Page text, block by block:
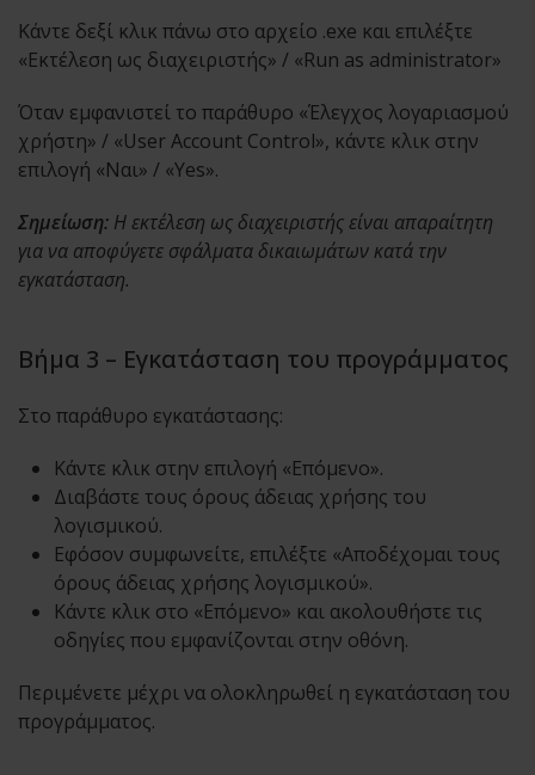
Κάντε δεξί κλικ πάνω στο αρχείο .exe και επιλέξτε
«Εκτέλεση ως διαχειριστής» / «Run as administrator»
Όταν εμφανιστεί το παράθυρο «Έλεγχος λογαριασμού
χρήστη» / «User Account Control», κάντε κλικ στην
επιλογή «Ναι» / «Yes».
Σημείωση: Η εκτέλεση ως διαχειριστής είναι απαραίτητη
για να αποφύγετε σφάλματα δικαιωμάτων κατά την
εγκατάσταση.
Βήμα 3 – Εγκατάσταση του προγράμματος
Στο παράθυρο εγκατάστασης:
Κάντε κλικ στην επιλογή «Επόμενο».
Διαβάστε τους όρους άδειας χρήσης του
λογισμικού.
Εφόσον συμφωνείτε, επιλέξτε «Αποδέχομαι τους
όρους άδειας χρήσης λογισμικού».
Κάντε κλικ στο «Επόμενο» και ακολουθήστε τις
οδηγίες που εμφανίζονται στην οθόνη.
Περιμένετε μέχρι να ολοκληρωθεί η εγκατάσταση του
προγράμματος.